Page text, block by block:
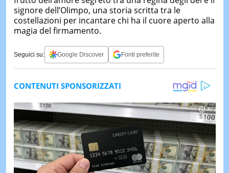
signore dell’Olimpo, una storia scritta tra le
costellazioni per incantare chi ha il cuore aperto alla
magia del firmamento.
Seguici su: Google Discover Fonti preferite